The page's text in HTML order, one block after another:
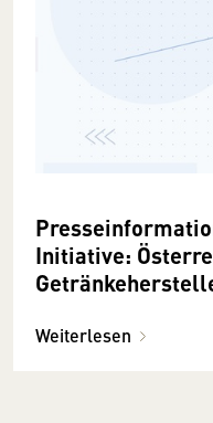
Initiative:
Weiterlesen